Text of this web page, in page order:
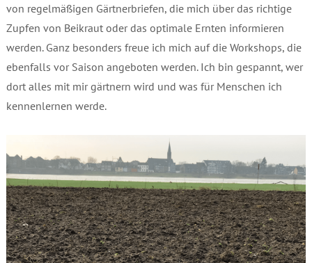
von regelmäßigen Gärtnerbriefen, die mich über das richtige
Zupfen von Beikraut oder das optimale Ernten informieren
werden. Ganz besonders freue ich mich auf die Workshops, die
ebenfalls vor Saison angeboten werden. Ich bin gespannt, wer
dort alles mit mir gärtnern wird und was für Menschen ich
kennenlernen werde.